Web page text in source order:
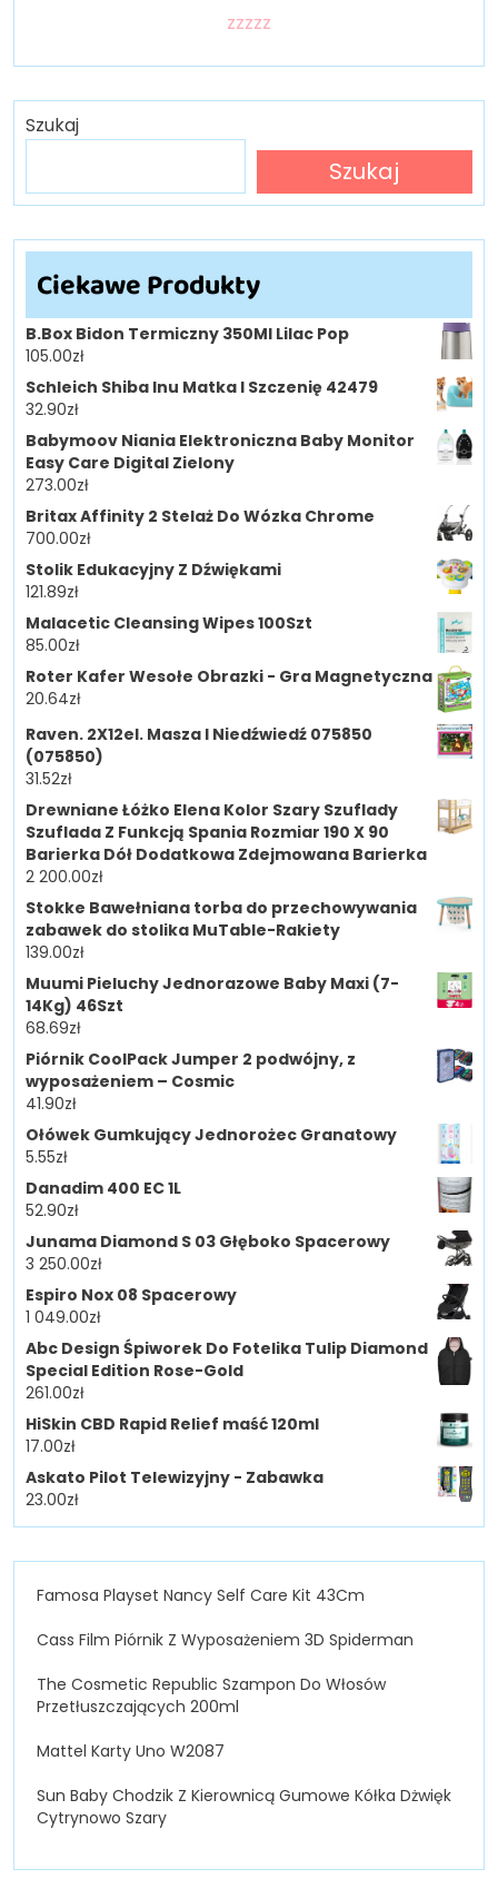
zzzzz
Szukaj
Szukaj
Ciekawe Produkty
B.Box Bidon Termiczny 350Ml Lilac Pop
105.00zł
Schleich Shiba Inu Matka I Szczenię 42479
32.90zł
Babymoov Niania Elektroniczna Baby Monitor
Easy Care Digital Zielony
273.00zł
Britax Affinity 2 Stelaż Do Wózka Chrome
700.00zł
Stolik Edukacyjny Z Dźwiękami
121.89zł
Malacetic Cleansing Wipes 100Szt
85.00zł
Roter Kafer Wesołe Obrazki - Gra Magnetyczna
20.64zł
Raven. 2X12el. Masza I Niedźwiedź 075850
(075850)
31.52zł
Drewniane Łóżko Elena Kolor Szary Szuflady
Szuflada Z Funkcją Spania Rozmiar 190 X 90
Barierka Dół Dodatkowa Zdejmowana Barierka
2 200.00zł
Stokke Bawełniana torba do przechowywania
zabawek do stolika MuTable-Rakiety
139.00zł
Muumi Pieluchy Jednorazowe Baby Maxi (7-
14Kg) 46Szt
68.69zł
Piórnik CoolPack Jumper 2 podwójny, z
wyposażeniem – Cosmic
41.90zł
Ołówek Gumkujący Jednorożec Granatowy
5.55zł
Danadim 400 EC 1L
52.90zł
Junama Diamond S 03 Głęboko Spacerowy
3 250.00zł
Espiro Nox 08 Spacerowy
1 049.00zł
Abc Design Śpiworek Do Fotelika Tulip Diamond
Special Edition Rose-Gold
261.00zł
HiSkin CBD Rapid Relief maść 120ml
17.00zł
Askato Pilot Telewizyjny - Zabawka
23.00zł
Famosa Playset Nancy Self Care Kit 43Cm
Cass Film Piórnik Z Wyposażeniem 3D Spiderman
The Cosmetic Republic Szampon Do Włosów
Przetłuszczających 200ml
Mattel Karty Uno W2087
Sun Baby Chodzik Z Kierownicą Gumowe Kółka Dżwięk
Cytrynowo Szary